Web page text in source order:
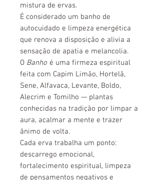
mistura de ervas.
É considerado um banho de
autocuidado e limpeza energética
que renova a disposição e alivia a
sensação de apatia e melancolia.
O Banho é uma firmeza espiritual
feita com Capim Limão, Hortelã,
Sene, Alfavaca, Levante, Boldo,
Alecrim e Tomilho — plantas
conhecidas na tradição por limpar a
aura, acalmar a mente e trazer
ânimo de volta.
Cada erva trabalha um ponto:
descarrego emocional,
fortalecimento espiritual, limpeza
de pensamentos negativos e